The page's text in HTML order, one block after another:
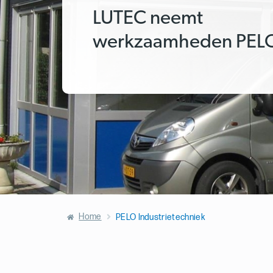
LUTEC neemt
werkzaamheden
Home PELO Industrietechniek